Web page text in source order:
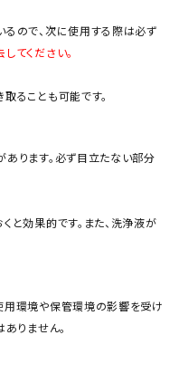
ので、次に使用する際は必ず
てください。
ることも可能です。
ります。必ず目立たない部分
と効果的です。また、洗浄液が
環境や保管環境の影響を受け
りません。